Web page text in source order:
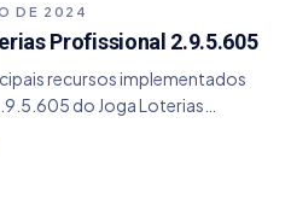
DE 2024
Profissional 2.9.5.605
recursos implementados
do Joga Loterias
- Correção de alguns bugs e
do sistema.